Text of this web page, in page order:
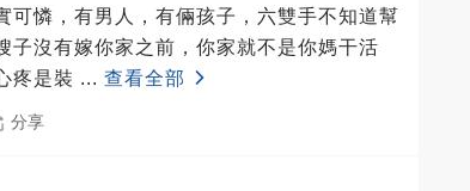
可憐，有男人，有倆孩子，六雙手不知道幫
子沒有嫁你家之前，你家就不是你媽干活
疼是裝 ... 查看全部
分享